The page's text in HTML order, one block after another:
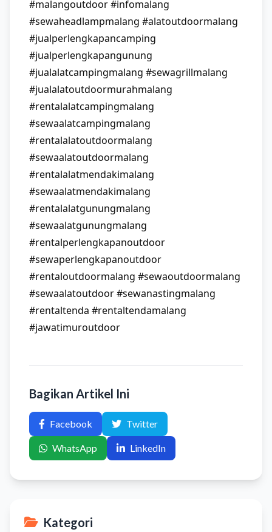
#malangoutdoor #infomalang
#sewaheadlampmalang #alatoutdoormalang
#jualperlengkapancamping
#jualperlengkapangunung
#jualalatcampingmalang #sewagrillmalang
#jualalatoutdoormurahmalang
#rentalalatcampingmalang
#sewaalatcampingmalang
#rentalalatoutdoormalang
#sewaalatoutdoormalang
#rentalalatmendakimalang
#sewaalatmendakimalang
#rentalalatgunungmalang
#sewaalatgunungmalang
#rentalperlengkapanoutdoor
#sewaperlengkapanoutdoor
#rentaloutdoormalang #sewaoutdoormalang
#sewaalatoutdoor #sewanastingmalang
#rentaltenda #rentaltendamalang
#jawatimuroutdoor
Bagikan Artikel Ini
Facebook Twitter
WhatsApp LinkedIn
Kategori